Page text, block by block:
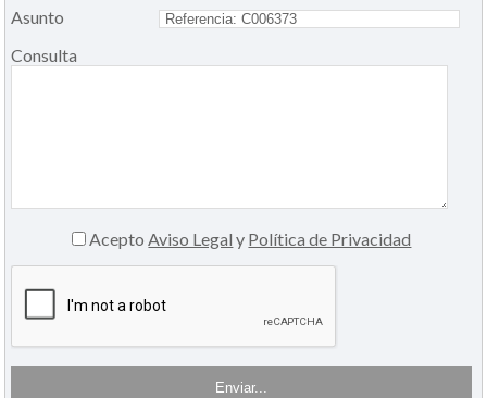
Asunto
Consulta
AceptoAviso Legal y Política de Privacidad